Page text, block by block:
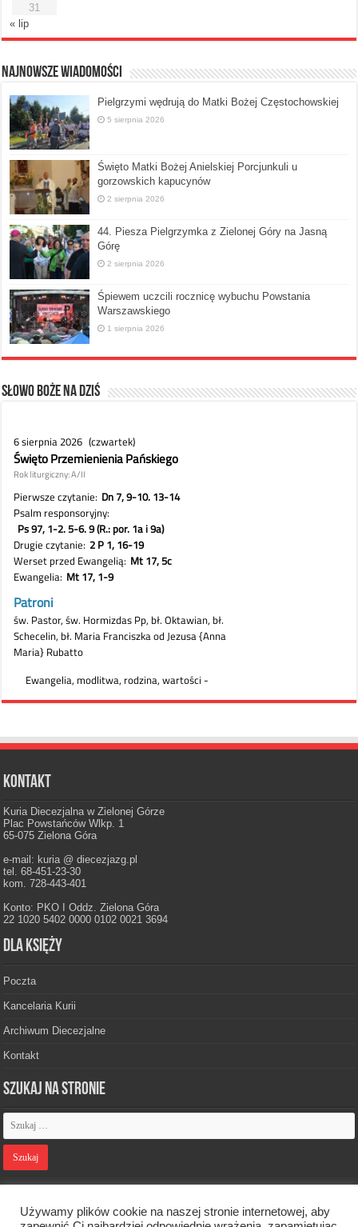
31
« lip
Najnowsze Wiadomości
Pielgrzymi wędrują do Matki Bożej Częstochowskiej
5 sierpnia 2026
Święto Matki Bożej Anielskiej Porcjunkuli u
gorzowskich kapucynów
2 sierpnia 2026
44. Piesza Pielgrzymka z Zielonej Góry na Jasną
Górę
2 sierpnia 2026
Śpiewem uczcili rocznicę wybuchu Powstania
Warszawskiego
1 sierpnia 2026
Słowo Boże na dziś
Kontakt
Kuria Diecezjalna w Zielonej Górze
Plac Powstańców Wlkp. 1
65-075 Zielona Góra
e-mail: kuria @ diecezjazg.pl
tel. 68-451-23-30
kom. 728-443-401
Konto: PKO I Oddz. Zielona Góra
22 1020 5402 0000 0102 0021 3694
Dla księży
Poczta
Kancelaria Kurii
Archiwum Diecezjalne
Kontakt
Szukaj na stronie
Używamy plików cookie na naszej stronie internetowej, aby